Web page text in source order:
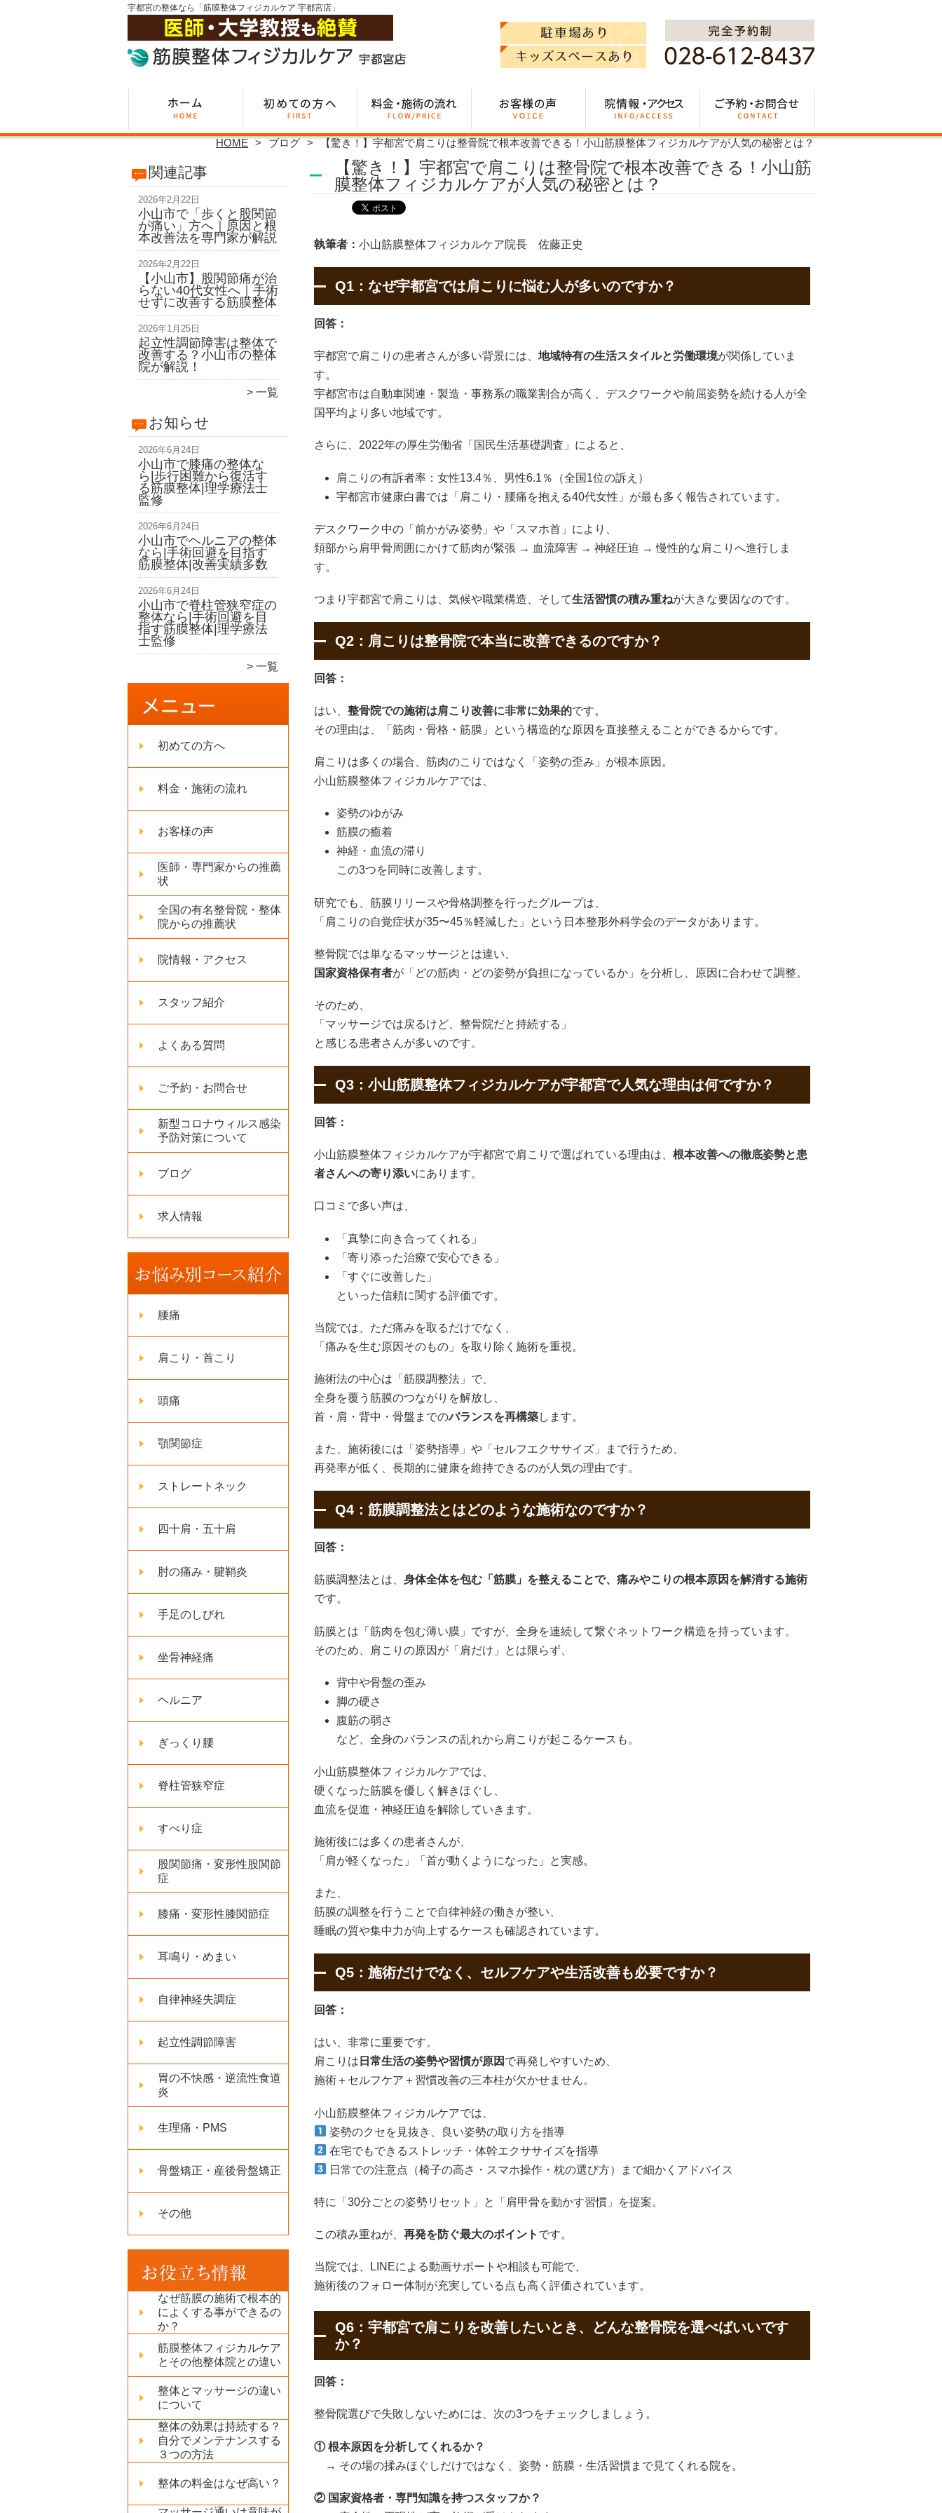
宇都宮の整体なら「筋膜整体フィジカルケア 宇都宮店」
HOME ブログ 【驚き！】宇都宮で肩こりは整骨院で根本改善できる！小山筋膜整体フィジカルケアが人気の秘密とは？
関連記事
2026年2月22日
小山市で「歩くと股関節
が痛い」方へ｜原因と根
本改善法を専門家が解説
2026年2月22日
【小山市】股関節痛が治
らない40代女性へ｜手術
せずに改善する筋膜整体
2026年1月25日
起立性調節障害は整体で
改善する？小山市の整体
院が解説！
一覧
お知らせ
2026年6月24日
小山市で膝痛の整体な
ら|歩行困難から復活す
る筋膜整体|理学療法士
監修
2026年6月24日
小山市でヘルニアの整体
なら|手術回避を目指す
筋膜整体|改善実績多数
2026年6月24日
小山市で脊柱管狭窄症の
整体なら|手術回避を目
指す筋膜整体|理学療法
士監修
一覧
初めての方へ
料金・施術の流れ
お客様の声
医師・専門家からの推薦
状
全国の有名整骨院・整体
院からの推薦状
院情報・アクセス
スタッフ紹介
よくある質問
ご予約・お問合せ
新型コロナウィルス感染
予防対策について
ブログ
求人情報
腰痛
肩こり・首こり
頭痛
顎関節症
ストレートネック
四十肩・五十肩
肘の痛み・腱鞘炎
手足のしびれ
坐骨神経痛
ヘルニア
ぎっくり腰
脊柱管狭窄症
すべり症
股関節痛・変形性股関節
症
膝痛・変形性膝関節症
耳鳴り・めまい
自律神経失調症
起立性調節障害
胃の不快感・逆流性食道
炎
生理痛・PMS
骨盤矯正・産後骨盤矯正
その他
なぜ筋膜の施術で根本的
によくする事ができるの
か？
筋膜整体フィジカルケア
とその他整体院との違い
整体とマッサージの違い
について
整体の効果は持続する？
自分でメンテナンスする
３つの方法
整体の料金はなぜ高い？
【驚き！】宇都宮で肩こりは整骨院で根本改善できる！小山筋
膜整体フィジカルケアが人気の秘密とは？
執筆者： 小山筋膜整体フィジカルケア院長 佐藤正史
Q1：なぜ宇都宮では肩こりに悩む人が多いのですか？
回答：
宇都宮で肩こりの患者さんが多い背景には、 地域特有の生活スタイルと労働環境が関係していま
す。
宇都宮市は自動車関連・製造・事務系の職業割合が高く、デスクワークや前屈姿勢を続ける人が全
国平均より多い地域です。
さらに、2022年の厚生労働省「国民生活基礎調査」によると、
肩こりの有訴者率：女性13.4％、男性6.1％（全国1位の訴え）
宇都宮市健康白書では「肩こり・腰痛を抱える40代女性」が最も多く報告されています。
デスクワーク中の「前かがみ姿勢」や「スマホ首」により、
頚部から肩甲骨周囲にかけて筋肉が緊張 → 血流障害 → 神経圧迫 → 慢性的な肩こりへ進行しま
す。
つまり宇都宮で肩こりは、気候や職業構造、そして生活習慣の積み重ねが大きな要因なのです。
Q2：肩こりは整骨院で本当に改善できるのですか？
回答：
はい、 整骨院での施術は肩こり改善に非常に効果的です。
その理由は、「筋肉・骨格・筋膜」という構造的な原因を直接整えることができるからです。
肩こりは多くの場合、筋肉のこりではなく「姿勢の歪み」が根本原因。
小山筋膜整体フィジカルケアでは、
姿勢のゆがみ
筋膜の癒着
神経・血流の滞り
この3つを同時に改善します。
研究でも、筋膜リリースや骨格調整を行ったグループは、
「肩こりの自覚症状が35〜45％軽減した」という日本整形外科学会のデータがあります。
整骨院では単なるマッサージとは違い、
国家資格保有者が「どの筋肉・どの姿勢が負担になっているか」を分析し、原因に合わせて調整。
そのため、
「マッサージでは戻るけど、整骨院だと持続する」
と感じる患者さんが多いのです。
Q3：小山筋膜整体フィジカルケアが宇都宮で人気な理由は何ですか？
回答：
小山筋膜整体フィジカルケアが宇都宮で肩こりで選ばれている理由は、 根本改善への徹底姿勢と患
者さんへの寄り添いにあります。
口コミで多い声は、
「真摯に向き合ってくれる」
「寄り添った治療で安心できる」
「すぐに改善した」
といった信頼に関する評価です。
当院では、ただ痛みを取るだけでなく、
「痛みを生む原因そのもの」を取り除く施術を重視。
施術法の中心は「筋膜調整法」で、
全身を覆う筋膜のつながりを解放し、
首・肩・背中・骨盤までのバランスを再構築します。
また、施術後には「姿勢指導」や「セルフエクササイズ」まで行うため、
再発率が低く、長期的に健康を維持できるのが人気の理由です。
Q4：筋膜調整法とはどのような施術なのですか？
回答：
筋膜調整法とは、 身体全体を包む「筋膜」を整えることで、痛みやこりの根本原因を解消する施術
です。
筋膜とは「筋肉を包む薄い膜」ですが、全身を連続して繋ぐネットワーク構造を持っています。
そのため、肩こりの原因が「肩だけ」とは限らず、
背中や骨盤の歪み
脚の硬さ
腹筋の弱さ
など、全身のバランスの乱れから肩こりが起こるケースも。
小山筋膜整体フィジカルケアでは、
硬くなった筋膜を優しく解きほぐし、
血流を促進・神経圧迫を解除していきます。
施術後には多くの患者さんが、
「肩が軽くなった」「首が動くようになった」と実感。
また、
筋膜の調整を行うことで自律神経の働きが整い、
睡眠の質や集中力が向上するケースも確認されています。
Q5：施術だけでなく、セルフケアや生活改善も必要ですか？
回答：
はい、非常に重要です。
肩こりは 日常生活の姿勢や習慣が原因 で再発しやすいため、
施術＋セルフケア＋習慣改善の三本柱が欠かせません。
小山筋膜整体フィジカルケアでは、
姿勢のクセを見抜き、良い姿勢の取り方を指導
在宅でもできるストレッチ・体幹エクササイズを指導
日常での注意点（椅子の高さ・スマホ操作・枕の選び方）まで細かくアドバイス
特に「30分ごとの姿勢リセット」と「肩甲骨を動かす習慣」を提案。
この積み重ねが、 再発を防ぐ最大のポイント です。
当院では、LINEによる動画サポートや相談も可能で、
施術後のフォロー体制が充実している点も高く評価されています。
Q6：宇都宮で肩こりを改善したいとき、どんな整骨院を選べばいいです
か？
回答：
整骨院選びで失敗しないためには、次の3つをチェックしましょう。
① 根本原因を分析してくれるか？
→ その場の揉みほぐしだけではなく、姿勢・筋膜・生活習慣まで見てくれる院を。
② 国家資格者・専門知識を持つスタッフか？